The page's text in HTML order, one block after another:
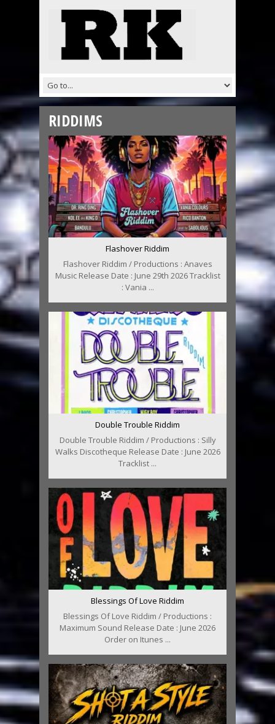
RIDDIMS
Flashover Riddim
Flashover Riddim / Productions : Anaves
Music Release Date : June 29th 2026 Tracklist
: Vania ...
Double Trouble Riddim
Double Trouble Riddim / Productions : Silly
Walks Discotheque Release Date : June 2026
Tracklist ...
Blessings Of Love Riddim
Blessings Of Love Riddim / Productions :
Maximum Sound Release Date : June 2026
Order on Itunes ...